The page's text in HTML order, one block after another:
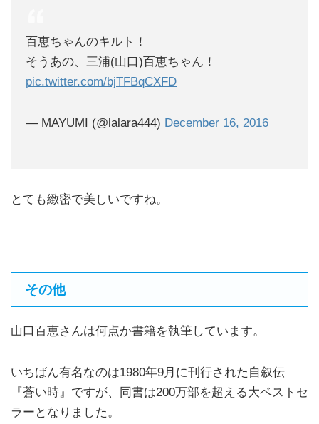
百恵ちゃんのキルト！
そうあの、三浦(山口)百恵ちゃん！
pic.twitter.com/bjTFBqCXFD
— MAYUMI (@lalara444) December 16, 2016
とても緻密で美しいですね。
その他
山口百恵さんは何点か書籍を執筆しています。
いちばん有名なのは1980年9月に刊行された自叙伝
『蒼い時』ですが、同書は200万部を超える大ベストセ
ラーとなりました。